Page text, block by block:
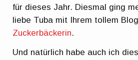
für dieses Jahr. Diesmal ging
liebe Tuba mit Ihrem tollem Blog
Zuckerbäckerin.
Und natürlich habe auch ich